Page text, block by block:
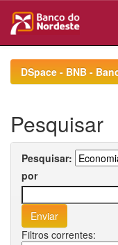
navigationDSpace - BNB -
Pesquisar
Pesquisar:
por
Filtros correntes: